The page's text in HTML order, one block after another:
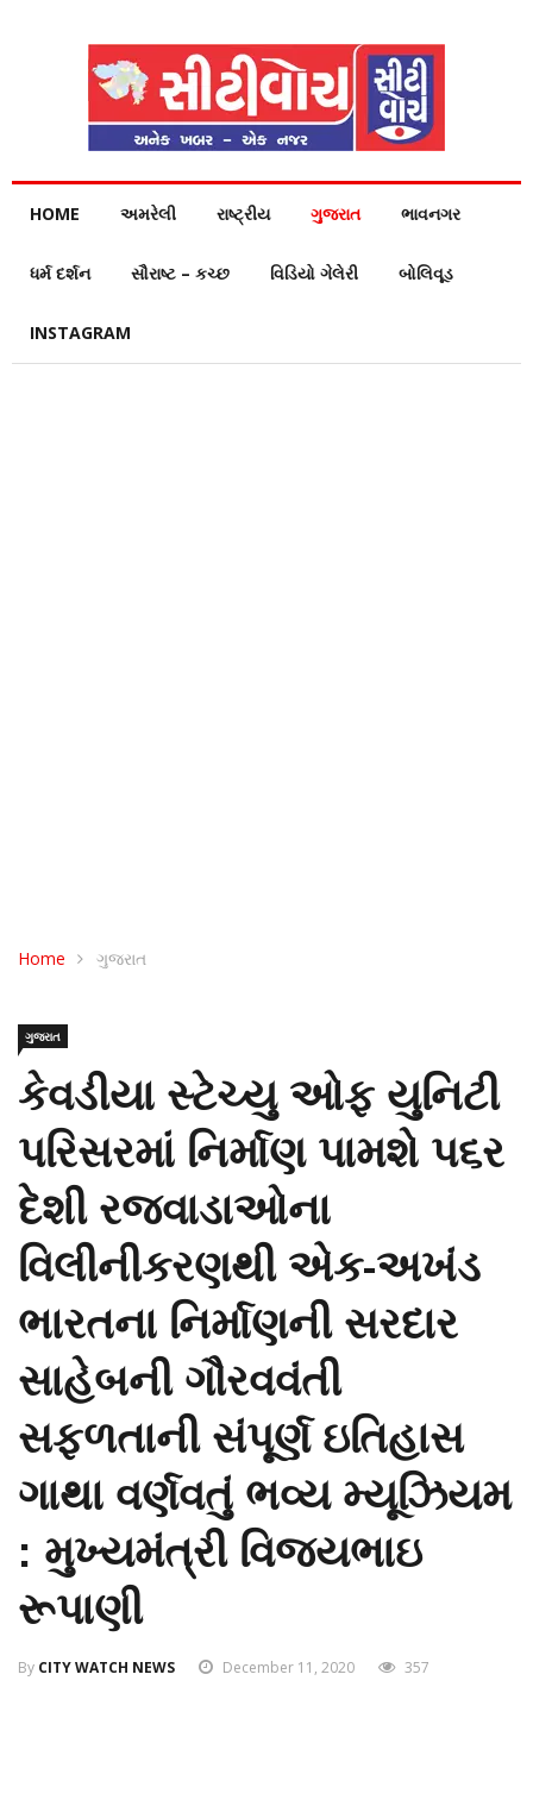
HOME અમરેલી રાષ્ટ્રીય ગુજરાત ભાવનગર
ધર્મ દર્શન સૌરાષ્ટ – કચ્છ વિડિયો ગેલેરી બોલિવૂડ
INSTAGRAM
Home ગુજરાત
ગુજરાત
કેવડીયા સ્ટેચ્યુ ઓફ યુનિટી
પરિસરમાં નિર્માણ પામશે પ૬ર
દેશી રજવાડાઓના
વિલીનીકરણથી એક-અખંડ
ભારતના નિર્માણની સરદાર
સાહેબની ગૌરવવંતી
સફળતાની સંપૂર્ણ ઇતિહાસ
ગાથા વર્ણવતું ભવ્ય મ્યૂઝિયમ
: મુખ્યમંત્રી વિજયભાઇ
રૂપાણી
By CITY WATCH NEWS December 11, 2020 357